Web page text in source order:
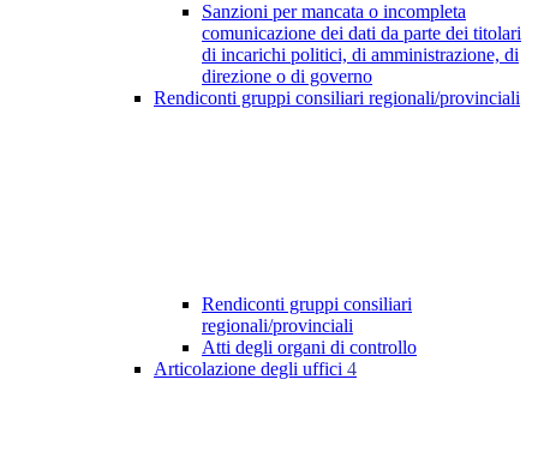
Sanzioni per mancata o incompleta
comunicazione dei dati da parte dei titolari
di incarichi politici, di amministrazione, di
direzione o di governo
Rendiconti gruppi consiliari regionali/provinciali
Rendiconti gruppi consiliari
regionali/provinciali
Atti degli organi di controllo
Articolazione degli uffici 4